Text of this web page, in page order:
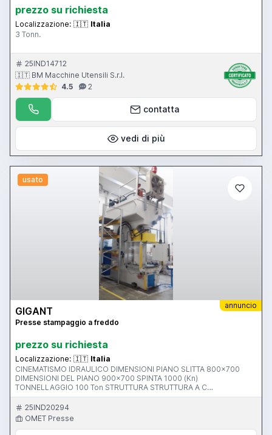
prezzo su richiesta
Localizzazione: 🇮🇹 Italia
3 Tonn.
25IND14712
🇮🇹 BM Macchine Utensili S.r.l.
4.5
2
contatta
vedi di più
usato
annuncio
GIGANT
Presse stampaggio a freddo
prezzo su richiesta
Localizzazione: 🇮🇹 Italia
CINEMATISMO IDRAULICO DIMENSIONI PIANO SLITTA 800x700
DIMENSIONI DEL PIANO 900x700 SPINTA 1000 (Kn)
TONNELLAGGIO 100 Ton STRUTTURA STRUTTURA A C
www.ometpresse.com
25IND20294
OMET Presse